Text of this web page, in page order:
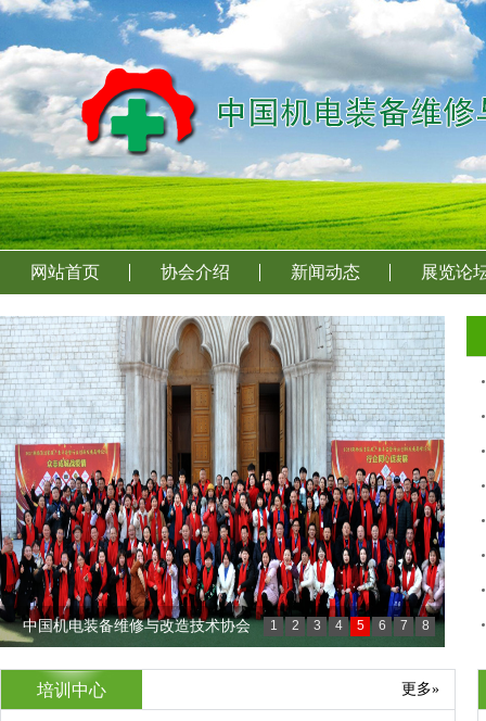
网站首页 协会介绍 新闻动态 展览论
中国机电装备维修与改造技术协会 1 2 3 4 5 6 7 8
培训中心 更多»